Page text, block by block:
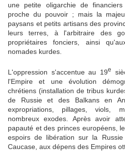
une petite oligarchie de
proche du pouvoir ; mais la
paysans et petits artisans des
leurs terres, à l'arbitraire des
propriétaires fonciers, ainsi
nomades kurdes.
L'oppression s'accentue au 19e
l'Empire et une évolution
chrétiens (installation de tribus
de Russie et des Balkans en
expropriations, pillages, viols,
nombreux exodes. Après avoir
papauté et des princes européens,
espoirs de libération sur la
Caucase, aux dépens des Empires